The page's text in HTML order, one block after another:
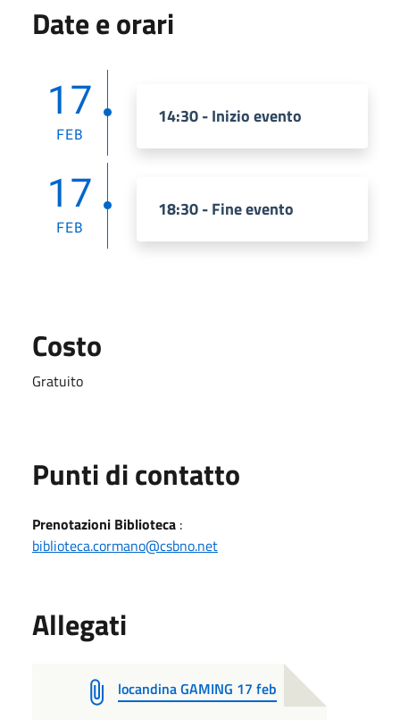
Date e orari
17
FEB
14:30 - Inizio evento
17
FEB
18:30 - Fine evento
Costo
Gratuito
Punti di contatto
Prenotazioni Biblioteca :
biblioteca.cormano@csbno.net
Allegati
locandina GAMING 17 feb